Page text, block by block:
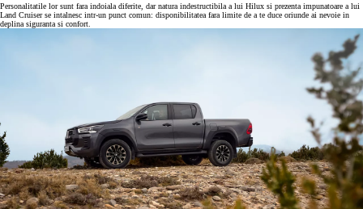
Personalitatile lor sunt fara indoiala diferite, dar natura indestructibila a lui Hilux si prezenta impunatoare a lui
Land Cruiser se intalnesc intr-un punct comun: disponibilitatea fara limite de a te duce oriunde ai nevoie in
deplina siguranta si confort.